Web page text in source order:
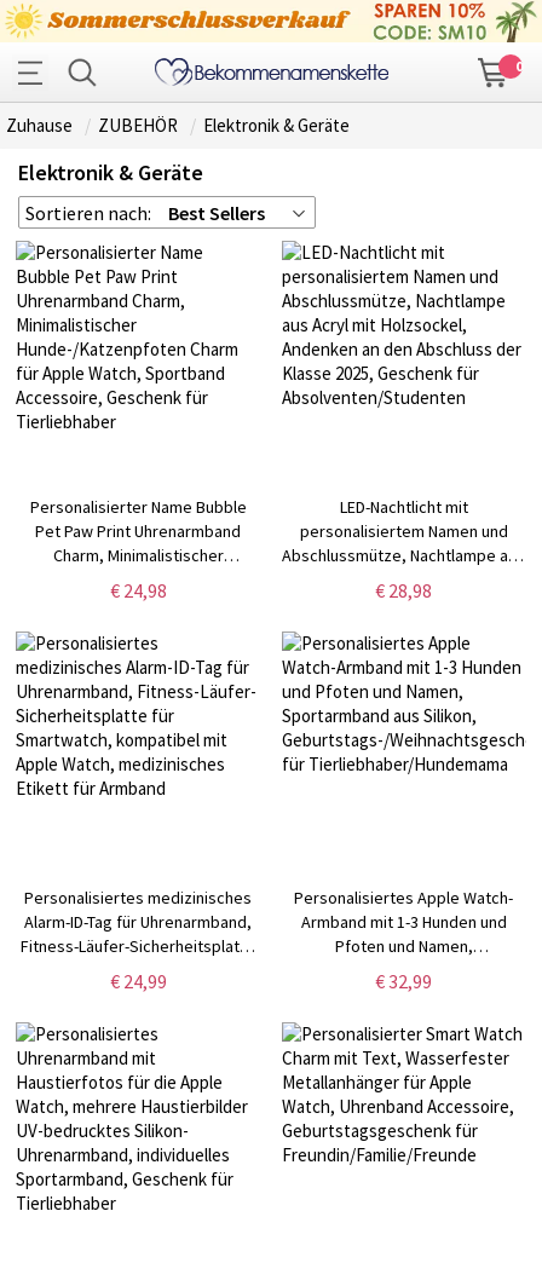
0
Zuhause ZUBEHÖR Elektronik & Geräte
Elektronik & Geräte
Sortieren nach: Best Sellers
Personalisierter Name Bubble
Pet Paw Print Uhrenarmband
Charm, Minimalistischer
Hunde-/Katzenpfoten Charm für
Apple Watch, Sportband
Tierliebhaber
€ 24,98
LED-Nachtlicht mit
personalisiertem Namen und
Abschlussmütze, Nachtlampe aus
Acryl mit Holzsockel, Andenken
an den Abschluss der Klasse
Absolventen/Studenten
€ 28,98
Personalisiertes medizinisches
Alarm-ID-Tag für Uhrenarmband,
Fitness-Läufer-Sicherheitsplatte
für Smartwatch, kompatibel mit
Apple Watch, medizinisches
€ 24,99
Personalisiertes Apple Watch-
Armband mit 1-3 Hunden und
Pfoten und Namen,
Sportarmband aus Silikon,
Geburtstags-/Weihnachtsgeschenk
für Tierliebhaber/Hundemama
€ 32,99